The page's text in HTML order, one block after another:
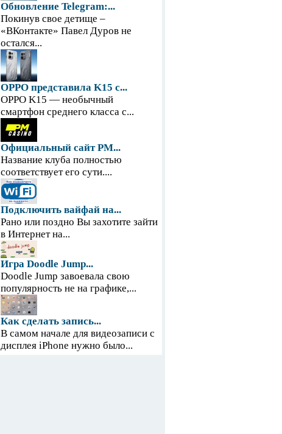
Обновление Telegram:...
Покинув свое детище –
«ВКонтакте» Павел Дуров не
остался...
OPPO представила K15 с...
OPPO K15 — необычный
смартфон среднего класса с...
Официальный сайт PM...
Название клуба полностью
соответствует его сути....
Подключить вайфай на...
Рано или поздно Вы захотите зайти
в Интернет на...
Игра Doodle Jump...
Doodle Jump завоевала свою
популярность не на графике,...
Как сделать запись...
В самом начале для видеозаписи с
дисплея iPhone нужно было...